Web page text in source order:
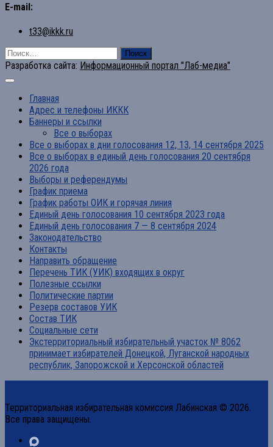
E-mail:
t33@ikkk.ru
Найти:
Разработка сайта: Информационный портал "Лаб-медиа"
Главная
Адрес и телефоны ИККК
Баннеры и ссылки
Все о выборах
Все о выборах в дни голосования 12, 13, 14 сентября 2025
Все о выборах в единый день голосования 20 сентября
2026 года
Выборы и референдумы
График приема
График работы ОИК и горячая линия
Единый день голосования 10 сентября 2023 года
Единый день голосования 7 — 8 сентября 2024
Законодательство
Контакты
Направить обращение
Перечень ТИК (УИК) входящих в округ
Полезные ссылки
Политические партии
Резерв составов УИК
Состав ТИК
Социальные сети
Экстерриториальный избирательный участок № 8062
принимает избирателей Донецкой, Луганской народных
республик, Запорожской и Херсонской областей
Территориальная избирательная комиссия Лабинская © 2026.
Все права защищены.